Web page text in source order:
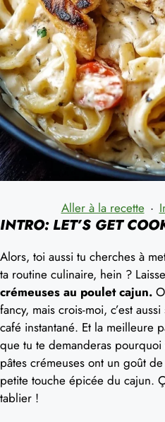
Aller à la recette ·
INTRO: LET’S GET
Alors, toi aussi tu cherches à
ta routine culinaire, hein ?
crémeuses au poulet cajun.
fancy, mais crois-moi, c’est
café instantané. Et la meilleure
que tu te demanderas pourquoi
pâtes crémeuses ont un goût
petite touche épicée du cajun.
tablier !